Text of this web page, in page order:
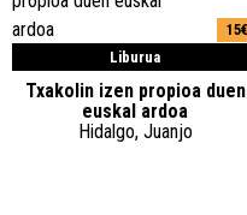
Liburua
15€
Txakolin izen propioa duen
euskal ardoa
Hidalgo, Juanjo